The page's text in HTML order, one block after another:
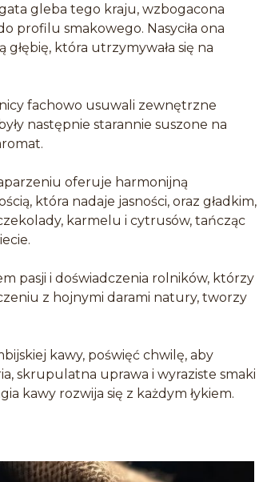
gleba tego kraju, wzbogacona
profilu smakowego. Nasyciła ona
która utrzymywała się na
fachowo usuwali zewnętrzne
następnie starannie suszone na
oferuje harmonijną
która nadaje jasności, oraz gładkim,
karmelu i cytrusów, tańcząc
pasji i doświadczenia rolników, którzy
z hojnymi darami natury, tworzy
kawy, poświęć chwilę, aby
skrupulatna uprawa i wyraziste smaki
kawy rozwija się z każdym łykiem.